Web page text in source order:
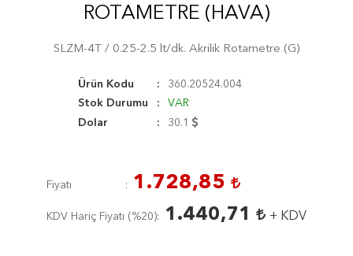
ROTAMETRE (HAVA)
SLZM-4T / 0.25-2.5 lt/dk. Akrilik Rotametre (G)
Ürün Kodu
360.20524.004
Stok Durumu
VAR
Dolar
30.1
Fiyatı 1.728,85
KDV Hariç Fiyatı ( %20 ) 1.440,71 + KDV